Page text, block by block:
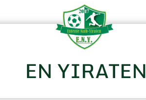
EN YIRATEN